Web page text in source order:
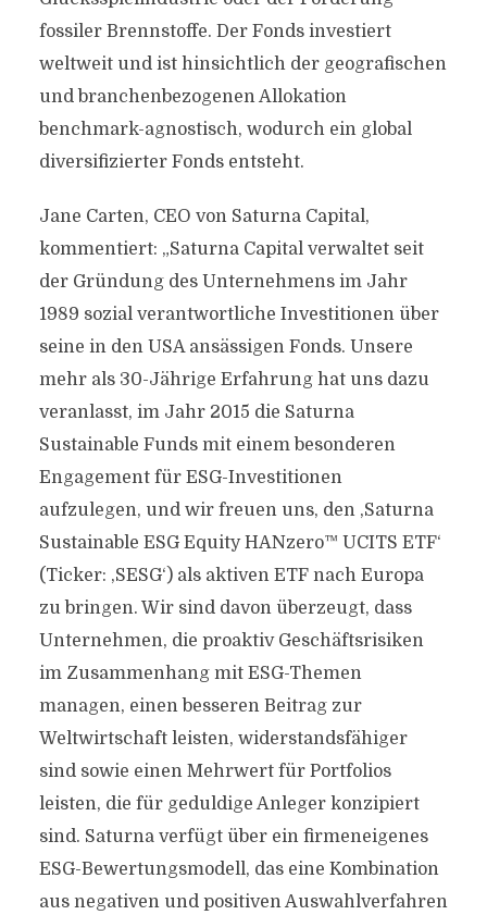
fossiler Brennstoffe. Der Fonds investiert
weltweit und ist hinsichtlich der geografischen
und branchenbezogenen Allokation
benchmark-agnostisch, wodurch ein global
diversifizierter Fonds entsteht.
Jane Carten, CEO von Saturna Capital,
kommentiert: „Saturna Capital verwaltet seit
der Gründung des Unternehmens im Jahr
1989 sozial verantwortliche Investitionen über
seine in den USA ansässigen Fonds. Unsere
mehr als 30-Jährige Erfahrung hat uns dazu
veranlasst, im Jahr 2015 die Saturna
Sustainable Funds mit einem besonderen
Engagement für ESG-Investitionen
aufzulegen, und wir freuen uns, den ,Saturna
Sustainable ESG Equity HANzero™ UCITS ETF‘
(Ticker: ,SESG‘) als aktiven ETF nach Europa
zu bringen. Wir sind davon überzeugt, dass
Unternehmen, die proaktiv Geschäftsrisiken
im Zusammenhang mit ESG-Themen
managen, einen besseren Beitrag zur
Weltwirtschaft leisten, widerstandsfähiger
sind sowie einen Mehrwert für Portfolios
leisten, die für geduldige Anleger konzipiert
sind. Saturna verfügt über ein firmeneigenes
ESG-Bewertungsmodell, das eine Kombination
aus negativen und positiven Auswahlverfahren